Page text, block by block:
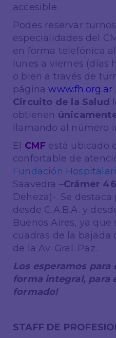
accesible.
Podes reservar
especialidades del
en forma telefónica
lunes a viernes (días
o bien a través de
páginawww.fh.org.ar
Circuito de la Salud
obtienen
llamando al número
El CMF está ubicado
confortable de
Fundación
Saavedra –Crámer
Deheza)-. Se
desde C.A.B.A. y
Buenos Aires, ya que
cuadras de la bajada
de la Av. Gral. Paz.
Los esperamos para
forma integral, para
formado!
STAFF DE